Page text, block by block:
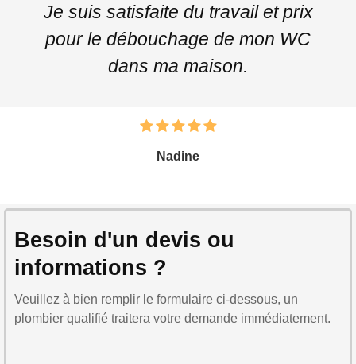
Je suis satisfaite du travail et prix
pour le débouchage de mon WC
dans ma maison.
Nadine
Besoin d'un devis ou
informations ?
Veuillez à bien remplir le formulaire ci-dessous, un
plombier qualifié traitera votre demande immédiatement.